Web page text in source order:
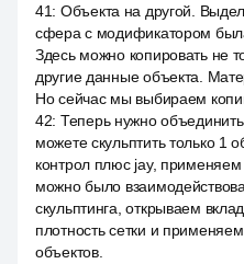
41: Объекта на другой.
сфера с модификатором
Здесь можно копировать не
другие данные объекта.
Но сейчас мы выбираем
42: Теперь нужно
можете скульптить только 1
контрол плюс jay,
можно было
скульптинга, открываем
плотность сетки и
объектов.